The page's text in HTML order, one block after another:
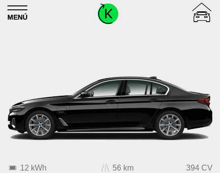
Skip to content
MENÚ
12 kWh 56 km 394 CV